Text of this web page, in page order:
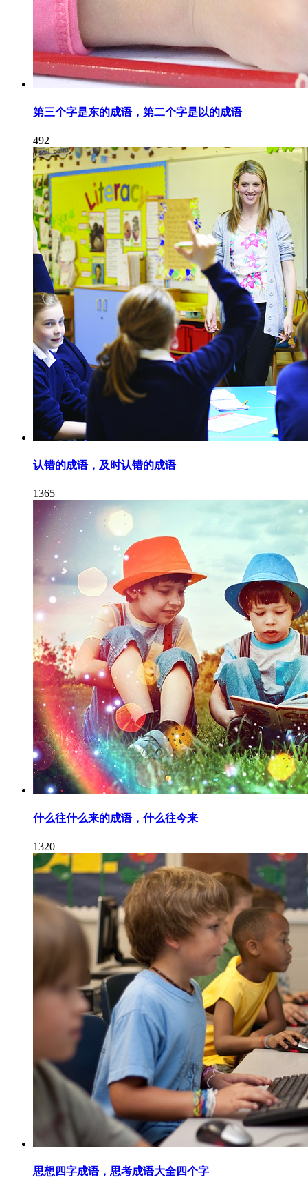
第三个字是东的成语，第二个字是以的成语
492
认错的成语，及时认错的成语
1365
什么往什么来的成语，什么往今来
1320
思想四字成语，思考成语大全四个字